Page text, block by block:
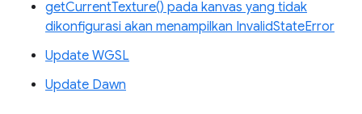
getCurrentTexture() pada kanvas yang tidak
dikonfigurasi akan menampilkan InvalidStateError
Update WGSL
Update Dawn